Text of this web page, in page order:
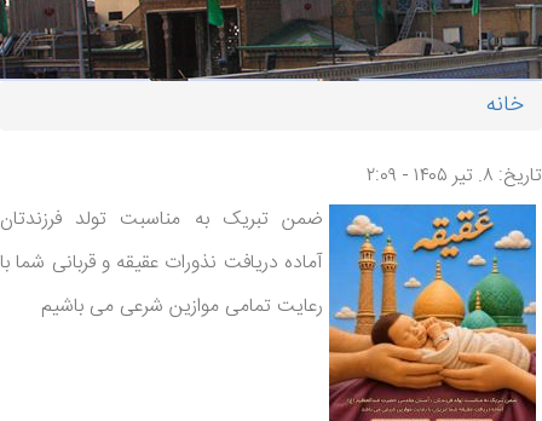
شما اینجا هستید
خانه
تاریخ: ۸. تیر ۱۴۰۵ - ۲:۰۹
ضمن تبریک به مناسبت تولد فرزندتان
آماده دریافت نذورات عقیقه و قربانی شما با
رعایت تمامی موازین شرعی می باشیم